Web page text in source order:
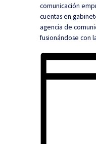
comunicación
cuentas en
agencia de
fusionándose con